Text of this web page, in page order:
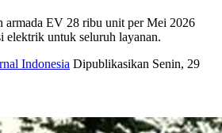
armada EV 28 ribu unit per Mei 2026
elektrik untuk seluruh layanan.
Indonesia Dipublikasikan Senin, 29